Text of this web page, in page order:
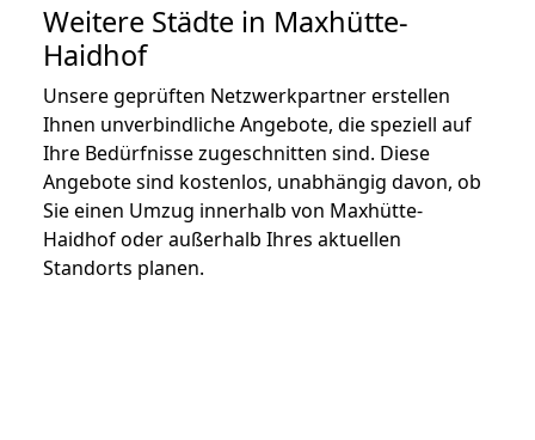
Weitere Städte in Maxhütte-
Haidhof
Unsere geprüften Netzwerkpartner erstellen
Ihnen unverbindliche Angebote, die speziell auf
Ihre Bedürfnisse zugeschnitten sind. Diese
Angebote sind kostenlos, unabhängig davon, ob
Sie einen Umzug innerhalb von Maxhütte-
Haidhof oder außerhalb Ihres aktuellen
Standorts planen.